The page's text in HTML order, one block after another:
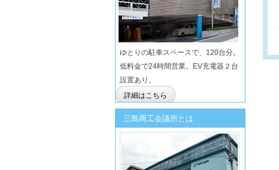
ゆとりの駐車スペースで、120台分。
低料金で24時間営業。EV充電器２台
設置あり。
詳細はこちら
三島商工会議所とは